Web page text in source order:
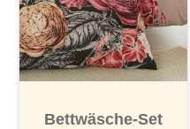
Bettwäsche-Set